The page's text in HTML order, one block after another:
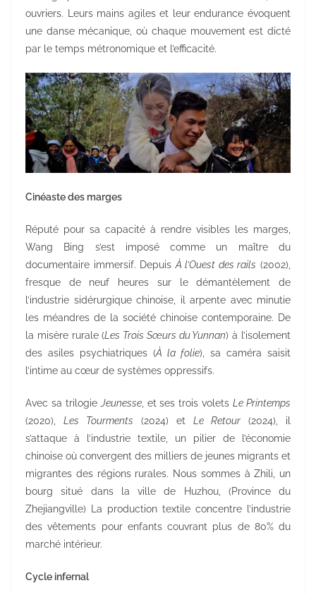
ouvriers. Leurs mains agiles et leur endurance évoquent
une danse mécanique, où chaque mouvement est dicté
par le temps métronomique et l’efficacité.
Cinéaste des marges
Réputé pour sa capacité à rendre visibles les marges,
Wang Bing s’est imposé comme un maître du
documentaire immersif. DepuisÀ l’Ouest des rails (2002),
fresque de neuf heures sur le démantèlement de
l’industrie sidérurgique chinoise, il arpente avec minutie
les méandres de la société chinoise contemporaine. De
la misère rurale (Les Trois Sœurs du Yunnan) à l’isolement
des asiles psychiatriques (À la folie), sa caméra saisit
l’intime au cœur de systèmes oppressifs.
Avec sa trilogieJeunesse, et ses trois voletsLe Printemps
(2020), Les Tourments (2024) et Le Retour (2024), il
s’attaque à l’industrie textile, un pilier de l’économie
chinoise où convergent des milliers de jeunes migrants et
migrantes des régions rurales. Nous sommes à Zhili, un
bourg situé dans la ville de Huzhou, (Province du
Zhejiangville) La production textile concentre l’industrie
des vêtements pour enfants couvrant plus de 80% du
marché intérieur.
Cycle infernal